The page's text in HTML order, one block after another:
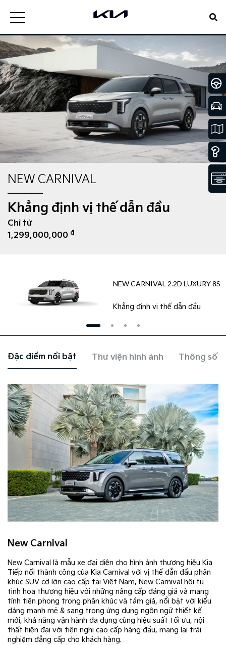
NEW CARNIVAL
Khẳng định vị thế dẫn đầu
Chỉ từ
1,299,000,000 đ
NEW CARNIVAL 2.2D LUXURY 8S​
Khẳng định vị thế dẫn đầu
Đặc điểm nổi bật Thư viện hình ảnh Thông số
New Carnival
New Carnival là mẫu xe đại diện cho hình ảnh thương hiệu Kia​
Tiếp nối thành công của Kia Carnival với vị thế dẫn đầu phân
khúc SUV cỡ lớn cao cấp tại Việt Nam, New Carnival hội tụ
tinh hoa thương hiệu với những nâng cấp đáng giá và mang
tính tiên phong trong phân khúc và tầm giá, nổi bật với kiểu
dáng mạnh mẽ & sang trọng ứng dụng ngôn ngữ thiết kế
mới, khả năng vận hành đa dụng cùng hiệu suất tối ưu, nội
thất hiện đại với tiện nghi cao cấp hàng đầu, mang lại trải
nghiệm đẳng cấp cho khách hàng.